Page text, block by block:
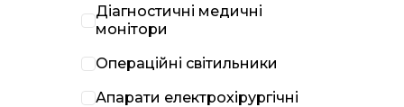
Діагностичні медичні
монітори
Операційні світильники
Апарати електрохірургічні